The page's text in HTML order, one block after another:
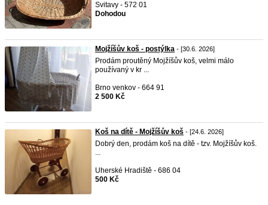
Svitavy - 572 01
Dohodou
Mojžíšův koš - postýlka - [30.6. 2026]
Prodám proutěný Mojžíšův koš, velmi málo
používaný v kr ...
Brno venkov - 664 91
2 500 Kč
Koš na dítě - Mojžíšův koš - [24.6. 2026]
Dobrý den, prodám koš na dítě - tzv. Mojžíšův koš.
...
Uherské Hradiště - 686 04
500 Kč